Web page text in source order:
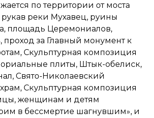
по территории от моста
реки Мухавец, руины
площадь Церемониалов,
проход за Главный монумент к
Скульптурная композиция
плиты, Штык-обелиск,
Свято-Николаевский
Скульптурная композиция
женщинам и детям
в бессмертие шагнувшим», и